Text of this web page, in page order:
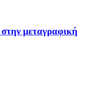
μεταγραφική